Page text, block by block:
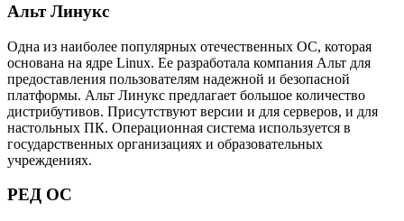
Альт Линукс
Одна из наиболее популярных отечественных ОС, которая
основана на ядре Linux. Ее разработала компания Альт для
предоставления пользователям надежной и безопасной
платформы. Альт Линукс предлагает большое количество
дистрибутивов. Присутствуют версии и для серверов, и для
настольных ПК. Операционная система используется в
государственных организациях и образовательных
учреждениях.
РЕД ОС